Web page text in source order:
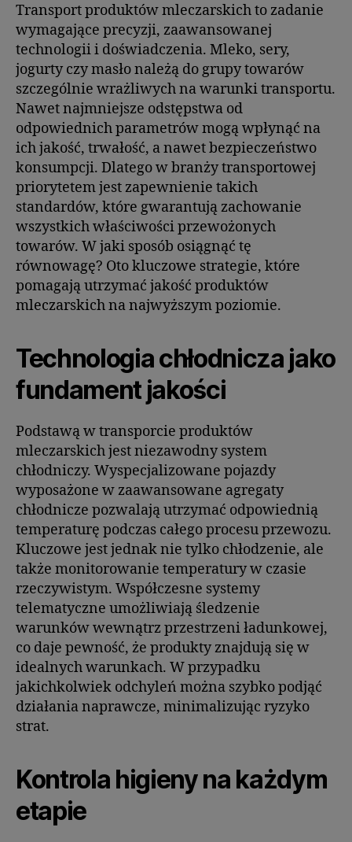
Transport produktów mleczarskich to zadanie
wymagające precyzji, zaawansowanej
technologii i doświadczenia. Mleko, sery,
jogurty czy masło należą do grupy towarów
szczególnie wrażliwych na warunki transportu.
Nawet najmniejsze odstępstwa od
odpowiednich parametrów mogą wpłynąć na
ich jakość, trwałość, a nawet bezpieczeństwo
konsumpcji. Dlatego w branży transportowej
priorytetem jest zapewnienie takich
standardów, które gwarantują zachowanie
wszystkich właściwości przewożonych
towarów. W jaki sposób osiągnąć tę
równowagę? Oto kluczowe strategie, które
pomagają utrzymać jakość produktów
mleczarskich na najwyższym poziomie.
Technologia chłodnicza jako
fundament jakości
Podstawą w transporcie produktów
mleczarskich jest niezawodny system
chłodniczy. Wyspecjalizowane pojazdy
wyposażone w zaawansowane agregaty
chłodnicze pozwalają utrzymać odpowiednią
temperaturę podczas całego procesu przewozu.
Kluczowe jest jednak nie tylko chłodzenie, ale
także monitorowanie temperatury w czasie
rzeczywistym. Współczesne systemy
telematyczne umożliwiają śledzenie
warunków wewnątrz przestrzeni ładunkowej,
co daje pewność, że produkty znajdują się w
idealnych warunkach. W przypadku
jakichkolwiek odchyleń można szybko podjąć
działania naprawcze, minimalizując ryzyko
strat.
Kontrola higieny na każdym
etapie